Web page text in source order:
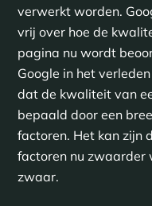
verwerkt worden.
vrij over hoe de
pagina nu wordt
Google in het
dat de kwaliteit van
bepaald door een
factoren. Het kan zijn
factoren nu zwaarder
zwaar.